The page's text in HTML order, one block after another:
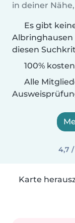
in deiner
Es gibt
Albringhausen
diesen
100%
Alle
4,7 /
Karte